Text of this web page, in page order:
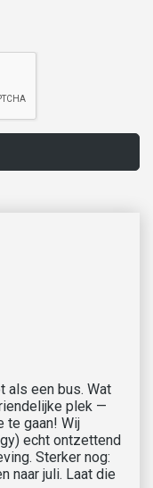
als een bus. Wat
plek —
te gaan! Wij
echt ontzettend
Sterker nog:
naar juli. Laat die